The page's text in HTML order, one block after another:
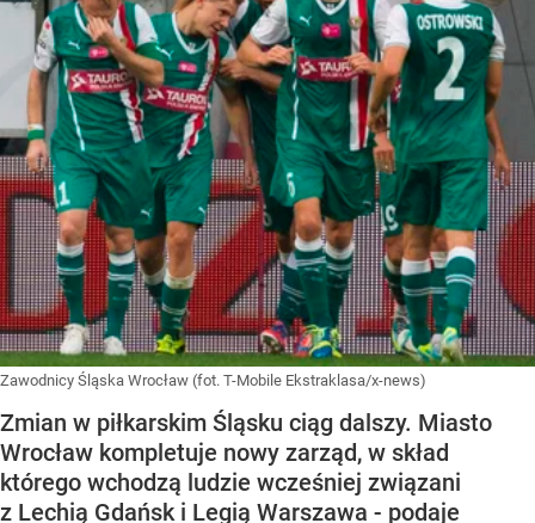
Zawodnicy Śląska Wrocław (fot. T-Mobile Ekstraklasa/x-news)
Zmian w piłkarskim Śląsku ciąg dalszy. Miasto
Wrocław kompletuje nowy zarząd, w skład
którego wchodzą ludzie wcześniej związani
z Lechią Gdańsk i Legią Warszawa - podaje